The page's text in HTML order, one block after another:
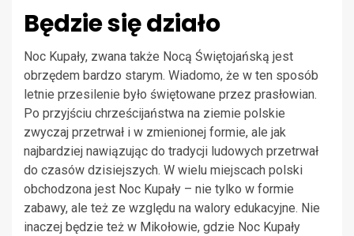
Będzie się działo
Noc Kupały, zwana także Nocą Świętojańską jest
obrzędem bardzo starym. Wiadomo, że w ten sposób
letnie przesilenie było świętowane przez prasłowian.
Po przyjściu chrześcijaństwa na ziemie polskie
zwyczaj przetrwał i w zmienionej formie, ale jak
najbardziej nawiązując do tradycji ludowych przetrwał
do czasów dzisiejszych. W wielu miejscach polski
obchodzona jest Noc Kupały – nie tylko w formie
zabawy, ale też ze względu na walory edukacyjne. Nie
inaczej będzie też w Mikołowie, gdzie Noc Kupały